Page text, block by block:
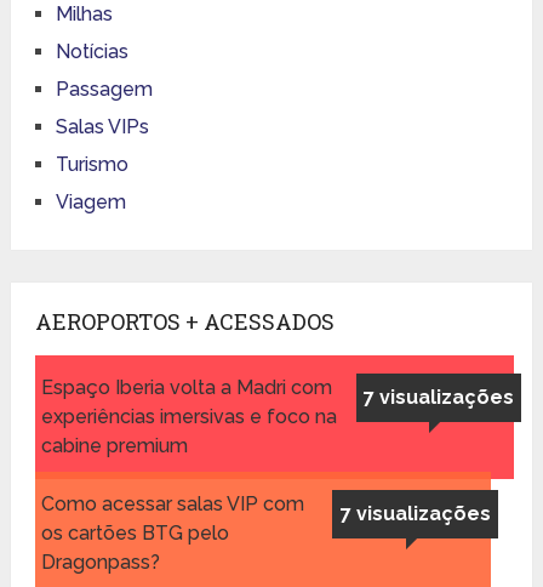
Milhas
Notícias
Passagem
Salas VIPs
Turismo
Viagem
AEROPORTOS + ACESSADOS
7 visualizações
Espaço Iberia volta a Madri com
experiências imersivas e foco na
cabine premium
7 visualizações
Como acessar salas VIP com
os cartões BTG pelo
Dragonpass?